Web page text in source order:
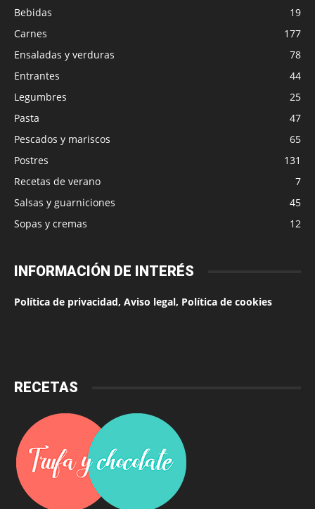
Bebidas
19
Carnes
177
Ensaladas y verduras
78
Entrantes
44
Legumbres
25
Pasta
47
Pescados y mariscos
65
Postres
131
Recetas de verano
7
Salsas y guarniciones
45
Sopas y cremas
12
INFORMACIÓN DE INTERÉS
Política de privacidad, Aviso legal, Política de cookies
RECETAS